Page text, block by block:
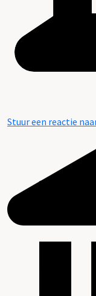
Stuur een reactie